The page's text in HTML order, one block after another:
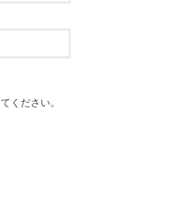
ください。